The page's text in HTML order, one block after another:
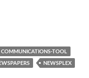
COMMUNICATIONS-TOOL
NEWSPLEX